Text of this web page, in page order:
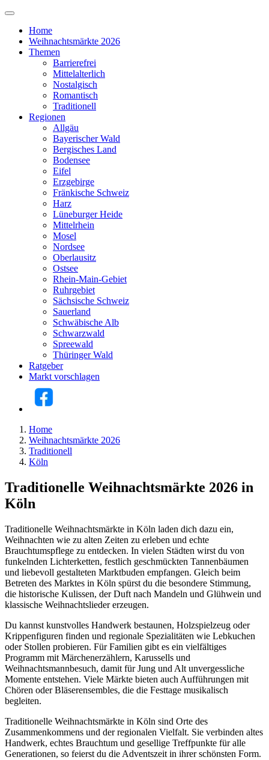
Home
Weihnachtsmärkte 2026
Themen
Barrierefrei
Mittelalterlich
Nostalgisch
Romantisch
Traditionell
Regionen
Allgäu
Bayerischer Wald
Bergisches Land
Bodensee
Eifel
Erzgebirge
Fränkische Schweiz
Harz
Lüneburger Heide
Mittelrhein
Mosel
Nordsee
Oberlausitz
Ostsee
Rhein-Main-Gebiet
Ruhrgebiet
Sächsische Schweiz
Sauerland
Schwäbische Alb
Schwarzwald
Spreewald
Thüringer Wald
Ratgeber
Markt vorschlagen
Home
Weihnachtsmärkte 2026
Traditionell
Köln
Traditionelle Weihnachtsmärkte 2026 in
Köln
Traditionelle Weihnachtsmärkte in Köln laden dich dazu ein,
Weihnachten wie zu alten Zeiten zu erleben und echte
Brauchtumspflege zu entdecken. In vielen Städten wirst du von
funkelnden Lichterketten, festlich geschmückten Tannenbäumen
und liebevoll gestalteten Marktbuden empfangen. Gleich beim
Betreten des Marktes in Köln spürst du die besondere Stimmung,
die historische Kulissen, der Duft nach Mandeln und Glühwein und
klassische Weihnachtslieder erzeugen.
Du kannst kunstvolles Handwerk bestaunen, Holzspielzeug oder
Krippenfiguren finden und regionale Spezialitäten wie Lebkuchen
oder Stollen probieren. Für Familien gibt es ein vielfältiges
Programm mit Märchenerzählern, Karussells und
Weihnachtsmannbesuch, damit für Jung und Alt unvergessliche
Momente entstehen. Viele Märkte bieten auch Aufführungen mit
Chören oder Bläserensembles, die die Festtage musikalisch
begleiten.
Traditionelle Weihnachtsmärkte in Köln sind Orte des
Zusammenkommens und der regionalen Vielfalt. Sie verbinden altes
Handwerk, echtes Brauchtum und gesellige Treffpunkte für alle
Generationen, so feierst du die Adventszeit in ihrer schönsten Form.